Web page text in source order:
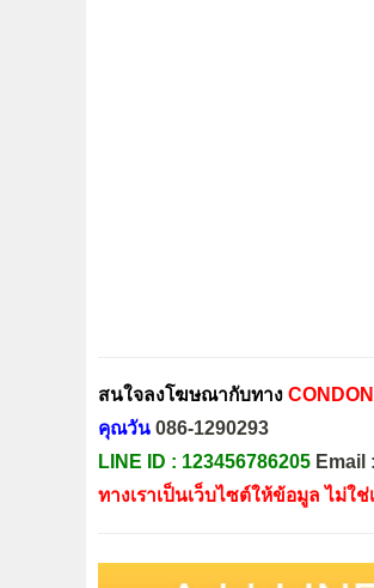
สนใจลงโฆษณากับทาง
คุณวัน 086-1290293
LINE ID : 123456786205 Email :
ทางเราเป็นเว็บไซต์ให้ข้อมูล ไม่ใ